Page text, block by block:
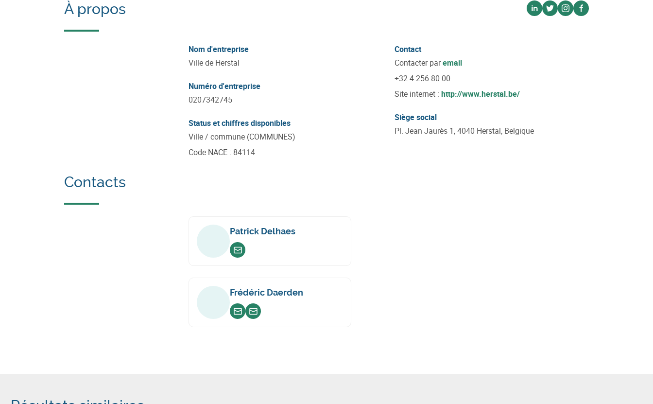
À propos Voir sur linkedin
Voir sur twitter
Voir sur instagram
Voir sur facebook
Nom d'entreprise
Ville de Herstal
Numéro d'entreprise
0207342745
Status et chiffres disponibles
Ville / commune (COMMUNES)
Code NACE : 84114
Contact
Contacter paremail
+32 4 256 80 00
Site internet : http://www.herstal.be/
Siège social
Pl. Jean Jaurès 1, 4040 Herstal, Belgique
Contacts
Patrick Delhaes
Envoyer un email
Frédéric Daerden
Envoyer un email
Envoyer un email